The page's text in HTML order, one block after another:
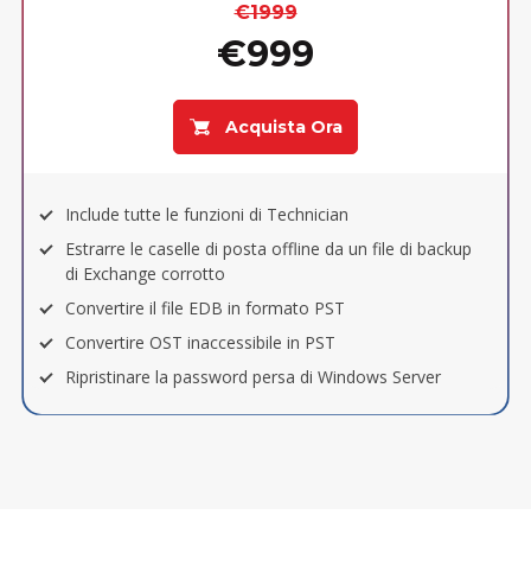
€1999
€999
Acquista Ora
Include tutte le funzioni di Technician
Estrarre le caselle di posta offline da un file di backup
di Exchange corrotto
Convertire il file EDB in formato PST
Convertire OST inaccessibile in PST
Ripristinare la password persa di Windows Server